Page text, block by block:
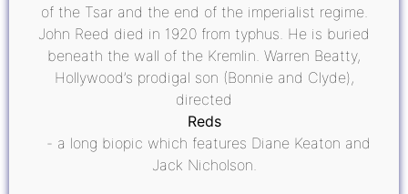
of the Tsar and the end of the imperialist regime.
John Reed died in 1920 from typhus. He is buried
beneath the wall of the Kremlin. Warren Beatty,
Hollywood’s prodigal son (Bonnie and Clyde),
directed
Reds
- a long biopic which features Diane Keaton and
Jack Nicholson.